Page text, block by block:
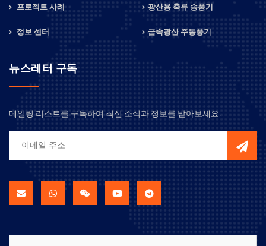
프로젝트 사례
정보 센터
광산용 축류 송풍기
금속광산 주통풍기
뉴스레터 구독
메일링 리스트를 구독하여 최신 소식과 정보를 받아보세요.